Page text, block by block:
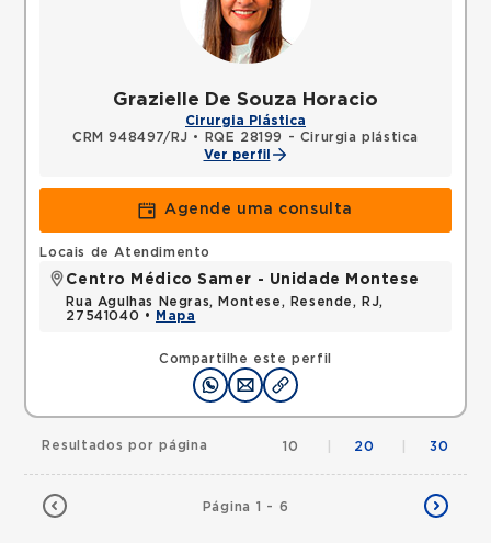
Grazielle De Souza Horacio
Cirurgia Plástica
CRM 948497/RJ •
RQE 28199 - Cirurgia plástica
Ver perfil
Agende uma consulta
Compartilhe este perfil
Locais de Atendimento
Centro Médico Samer - Unidade Montese
Rua Agulhas Negras, Montese, Resende, RJ,
27541040 •
Mapa
Página 1 - 6
Resultados por página 10 20 30